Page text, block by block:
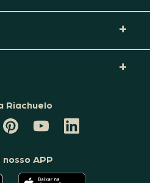
Riachuelo
PINTEREST
DA
CANAL
DA
RIACHUELO
LINKEDIN
DA
nosso APP
O